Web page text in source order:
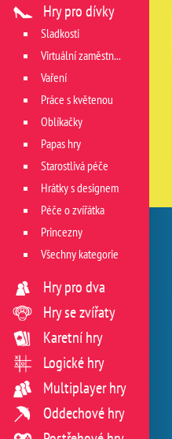
Hry pro dívky
Sladkosti
Virtuální zaměstnání v restauraci
Vaření
Práce s květenou
Oblíkačky
Papas hry
Starostlivá péče
Hrátky s designem
Péče o zvířátka
Princezny
Všechny kategorie
Hry pro dva
Hry se zvířaty
Karetní hry
Logické hry
Multiplayer hry
Oddechové hry